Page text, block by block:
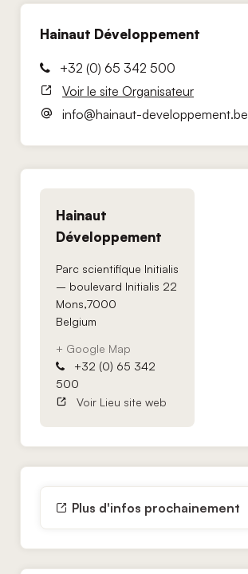
Hainaut Développement
+32 (0) 65 342 500
Voir le site Organisateur
info@hainaut-developpement.be
Hainaut
Développement
Parc scientifique Initialis
– boulevard Initialis 22
Mons,7000
Belgium
+ Google Map
+32 (0) 65 342
500
Voir Lieu site web
Plus d'infos prochainement